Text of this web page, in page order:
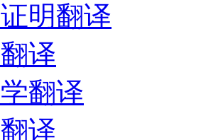
明翻译
译
翻译
译